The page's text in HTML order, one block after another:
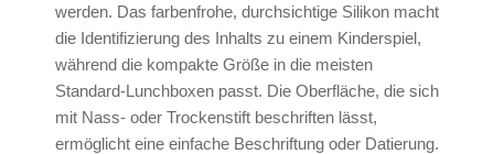
werden. Das farbenfrohe, durchsichtige Silikon macht
die Identifizierung des Inhalts zu einem Kinderspiel,
während die kompakte Größe in die meisten
Standard-Lunchboxen passt. Die Oberfläche, die sich
mit Nass- oder Trockenstift beschriften lässt,
ermöglicht eine einfache Beschriftung oder Datierung.